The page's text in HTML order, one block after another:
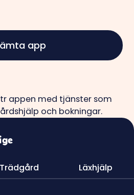
app
Trädgård Läxhjälp